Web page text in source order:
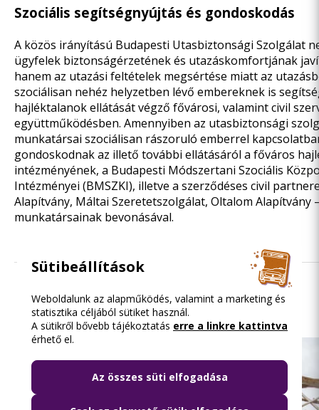
Szociális segítségnyújtás és gondoskodás
A közös irányítású Budapesti Utasbiztonsági Szolgálat
ügyfelek biztonságérzetének és utazáskomfortjának
hanem az utazási feltételek megsértése miatt az
szociálisan nehéz helyzetben lévő embereknek is
hajléktalanok ellátását végző fővárosi, valamint civil
együttműködésben. Amennyiben az utasbiztonsági
munkatársai szociálisan rászoruló emberrel
gondoskodnak az illető további ellátásáról a főváros
intézményének, a Budapesti Módszertani Szociális
Intézményei (BMSZKI), illetve a szerződéses civil
Alapítvány, Máltai Szeretetszolgálat, Oltalom Alapítvány
munkatársainak bevonásával.
Olvasd el ezt is
Sütibeállítások
Weboldalunk az alapműködés, valamint a marketing és
statisztika céljából sütiket használ.
A sütikről bővebb tájékoztatás erre a linkre kattintva
érhető el.
Az összes süti elfogadása